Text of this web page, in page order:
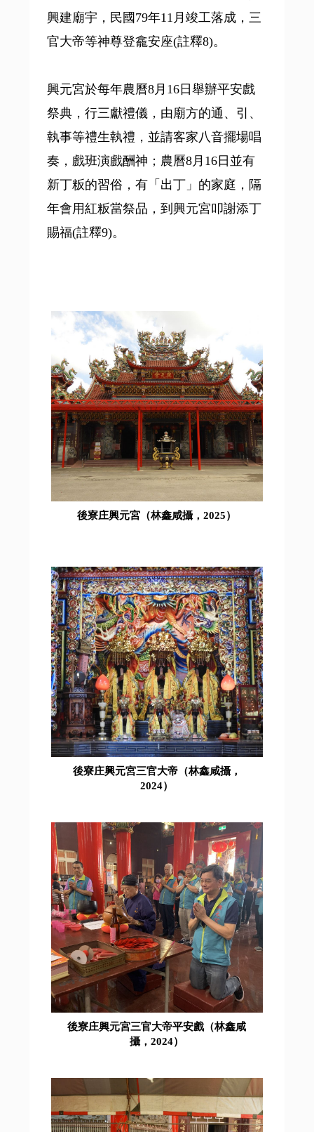
興建廟宇，民國79年11月竣工落成，三
官大帝等神尊登龕安座(註釋8)。
興元宮於每年農曆8月16日舉辦平安戲
祭典，行三獻禮儀，由廟方的通、引、
執事等禮生執禮，並請客家八音擺場唱
奏，戲班演戲酬神；農曆8月16日並有
新丁粄的習俗，有「出丁」的家庭，隔
年會用紅粄當祭品，到興元宮叩謝添丁
賜福(註釋9)。
後寮庄興元宮（林鑫咸攝，2025）
後寮庄興元宮三官大帝（林鑫咸攝，
2024）
後寮庄興元宮三官大帝平安戲（林鑫咸
攝，2024）